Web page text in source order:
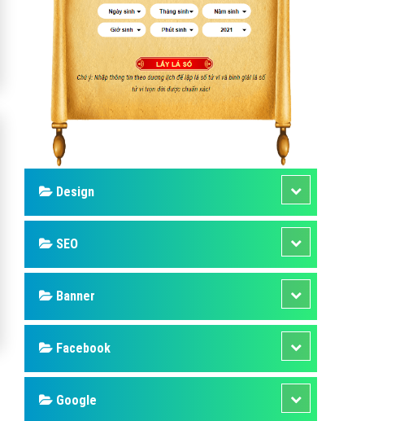
Hỏi đáp phần mềm
Hỏi đáp quảng cáo TVC
Hỏi đáp quảng cáo mobile
Hỏi đáp quảng cáo Online
Hỏi đáp quảng cáo Skype
Quảng cáo Youtube
Dịch vụ quảng cáo Youtube
Dịch vụ quảng cáo Cốc Cốc
Dịch vụ quảng cáo Tiktok
Dịch vụ quảng cáo Zalo
Design
SEO
Banner
Facebook
Google